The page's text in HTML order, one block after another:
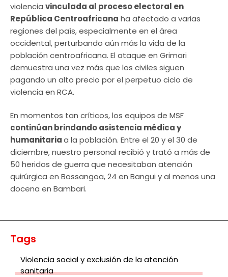
violencia vinculada al proceso electoral en
República Centroafricana ha afectado a varias
regiones del país, especialmente en el área
occidental, perturbando aún más la vida de la
población centroafricana. El ataque en Grimari
demuestra una vez más que los civiles siguen
pagando un alto precio por el perpetuo ciclo de
violencia en RCA.
En momentos tan críticos, los equipos de MSF
continúan brindando asistencia médica y
humanitariaa la población. Entre el 20 y el 30 de
diciembre, nuestro personal recibió y trató a más de
50 heridos de guerra que necesitaban atención
quirúrgica en Bossangoa, 24 en Bangui y al menos una
docena en Bambari.
Tags
Violencia social y exclusión de la atención
sanitaria